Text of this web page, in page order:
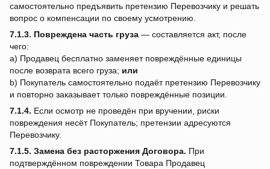
самостоятельно предъявить претензию Перевозчику и решать
вопрос о компенсации по своему усмотрению.
7.1.3. Повреждена часть груза — составляется акт, после
чего:
a) Продавец бесплатно заменяет повреждённые единицы
после возврата всего груза; или
b) Покупатель самостоятельно подаёт претензию Перевозчику
и повторно заказывает только повреждённые позиции.
7.1.4. Если осмотр не проведён при вручении, риски
повреждения несёт Покупатель; претензии адресуются
Перевозчику.
7.1.5. Замена без расторжения Договора. При
подтверждённом повреждении Товара Продавец